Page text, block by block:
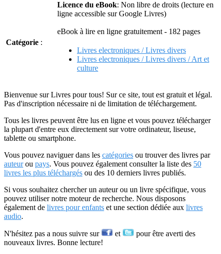
Licence du eBook: Non libre de droits (lecture en
ligne accessible sur Google Livres)
eBook à lire en ligne gratuitement - 182 pages
Catégorie :
Livres electroniques / Livres divers
Livres electroniques / Livres divers / Art et
culture
Bienvenue sur Livres pour tous! Sur ce site, tout est gratuit et légal.
Pas d'inscription nécessaire ni de limitation de téléchargement.
Tous les livres peuvent être lus en ligne et vous pouvez télécharger
la plupart d'entre eux directement sur votre ordinateur, liseuse,
tablette ou smartphone.
Vous pouvez naviguer dans les catégories ou trouver des livres par
auteurou pays. Vous pouvez également consulter la liste des 50
livres les plus téléchargés ou des 10 derniers livres publiés.
Si vous souhaitez chercher un auteur ou un livre spécifique, vous
pouvez utiliser notre moteur de recherche. Nous disposons
également de livres pour enfants et une section dédiée aux livres
audio.
N'hésitez pas a nous suivre sur et
pour être averti des
nouveaux livres. Bonne lecture!